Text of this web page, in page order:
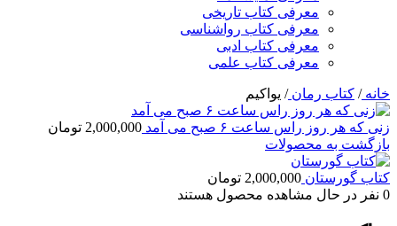
معرفی کتاب تاریخی
معرفی کتاب رواشناسی
معرفی کتاب ادبی
معرفی کتاب علمی
خانه/ کتاب رمان/ یواکیم
زنی که هر روز راس ساعت ۶ صبح می آمد 2,000,000 تومان
بازگشت به محصولات
کتاب گورستان 2,000,000 تومان
0 نفر در حال مشاهده محصول هستند